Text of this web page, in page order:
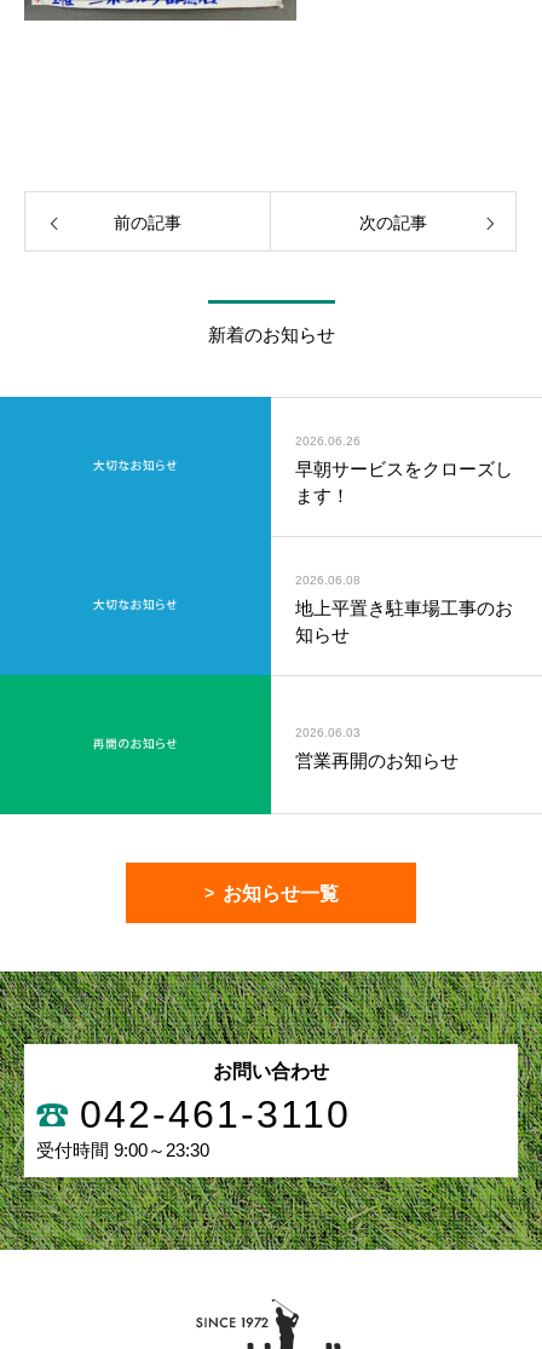
前の記事 次の記事
新着のお知らせ
2026.06.26
早朝サービスをクローズし
ます！
2026.06.08
地上平置き駐車場工事のお
知らせ
2026.06.03
営業再開のお知らせ
お知らせ一覧
お問い合わせ
042-461-3110
受付時間 9:00～23:30